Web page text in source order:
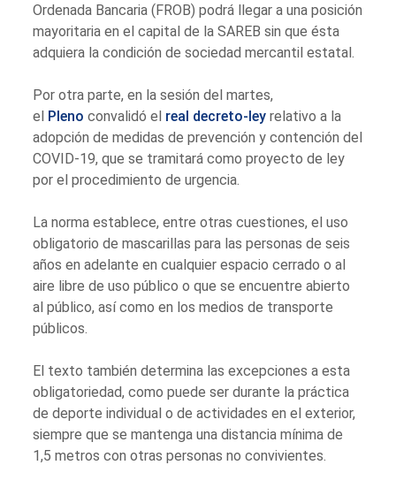
Ordenada Bancaria (FROB) podrá llegar a una posición
mayoritaria en el capital de la SAREB sin que ésta
adquiera la condición de sociedad mercantil estatal.
Por otra parte, en la sesión del martes,
el Pleno convalidó el real decreto-ley relativo a la
adopción de medidas de prevención y contención del
COVID-19, que se tramitará como proyecto de ley
por el procedimiento de urgencia.
La norma establece, entre otras cuestiones, el uso
obligatorio de mascarillas para las personas de seis
años en adelante en cualquier espacio cerrado o al
aire libre de uso público o que se encuentre abierto
al público, así como en los medios de transporte
públicos.
El texto también determina las excepciones a esta
obligatoriedad, como puede ser durante la práctica
de deporte individual o de actividades en el exterior,
siempre que se mantenga una distancia mínima de
1,5 metros con otras personas no convivientes.